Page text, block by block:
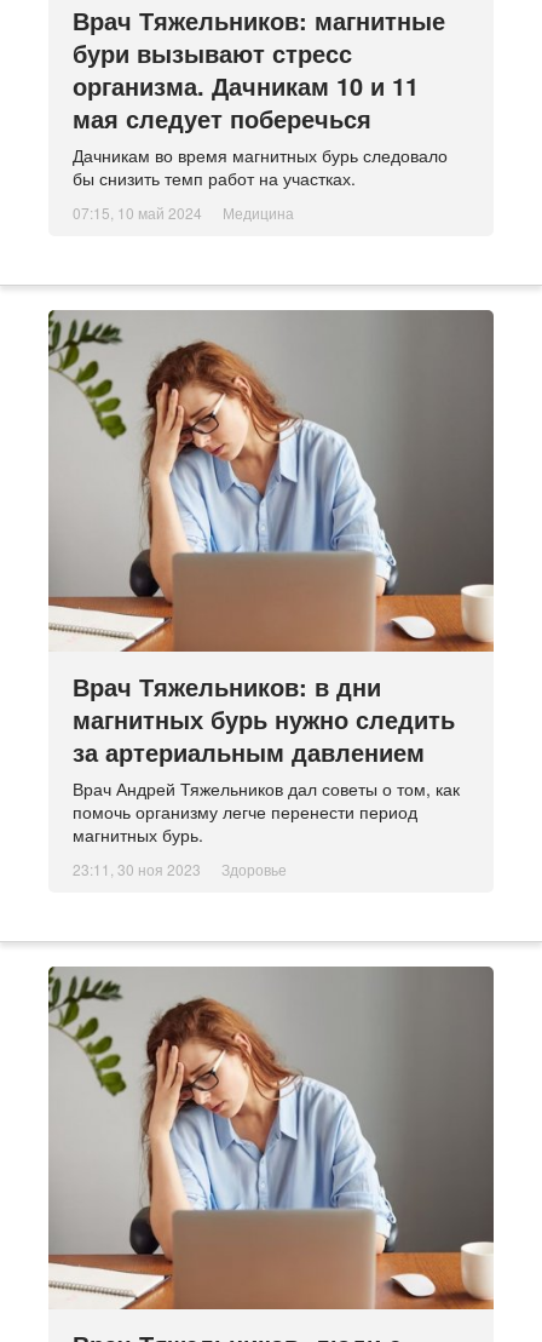
Врач Тяжельников: магнитные
бури вызывают стресс
организма. Дачникам 10 и 11
мая следует поберечься
Дачникам во время магнитных бурь следовало
бы снизить темп работ на участках.
07:15, 10 май 2024 Медицина
Врач Тяжельников: в дни
магнитных бурь нужно следить
за артериальным давлением
Врач Андрей Тяжельников дал советы о том, как
помочь организму легче перенести период
магнитных бурь.
23:11, 30 ноя 2023 Здоровье